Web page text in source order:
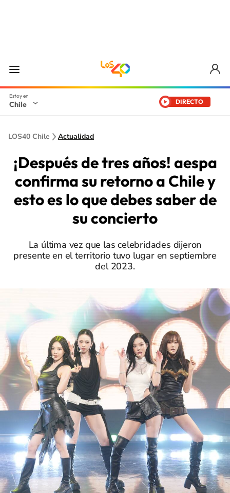
Chile DIRECTO
LOS40 Chile Actualidad
¡Después de tres años! aespa
confirma su retorno a Chile y
esto es lo que debes saber de
su concierto
La última vez que las celebridades dijeron
presente en el territorio tuvo lugar en septiembre
del 2023.